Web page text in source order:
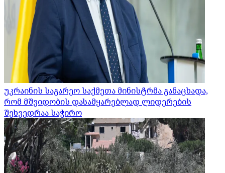
უკრაინის საგარეო საქმეთა მინისტრმა განაცხადა,
რომ მშვიდობის დასამყარებლად ლიდერების
შეხვედრაა საჭირო